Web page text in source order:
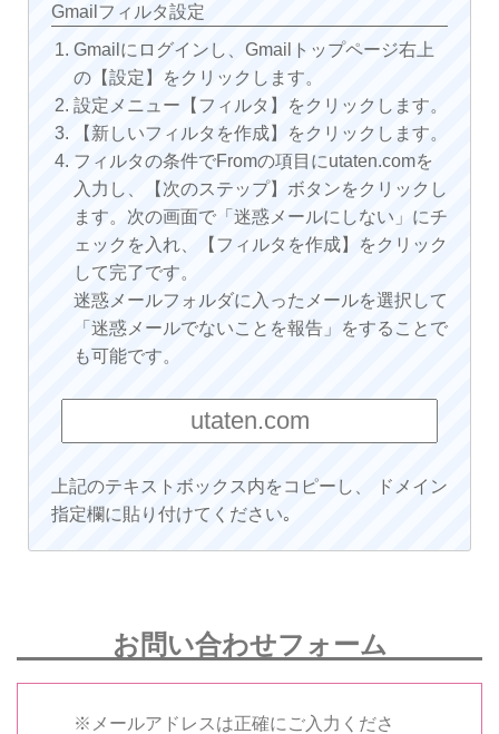
Gmailフィルタ設定
Gmailにログインし、Gmailトップページ右上
の【設定】をクリックします。
設定メニュー【フィルタ】をクリックします。
【新しいフィルタを作成】をクリックします。
フィルタの条件でFromの項目にutaten.comを
入力し、【次のステップ】ボタンをクリックし
ます。次の画面で「迷惑メールにしない」にチ
ェックを入れ、【フィルタを作成】をクリック
して完了です。
迷惑メールフォルダに入ったメールを選択して
「迷惑メールでないことを報告」をすることで
も可能です。
上記のテキストボックス内をコピーし、 ドメイン
指定欄に貼り付けてください｡
お問い合わせフォーム
※メールアドレスは正確にご入力くださ